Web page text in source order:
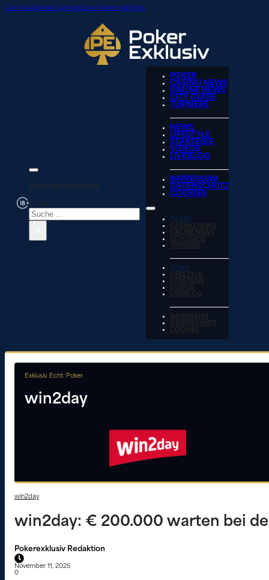
Zum Hauptinhalt springenZum Footer springen
Seite durchsuchen
POKER
CASINO NEWS
ONLINE NEWS
CITY GUIDE
TURNIERE
NEWS
LIFESTYLE
STRATEGIE
VIDEOS
LIVEBLOG
IMPRESSUM
DATENSCHUTZ
COOKIES
POKER
CASINO NEWS
ONLINE NEWS
CITY GUIDE
TURNIERE
NEWS
LIFESTYLE
STRATEGIE
VIDEOS
LIVEBLOG
IMPRESSUM
DATENSCHUTZ
COOKIES
Exklusiv. Echt. Poker.
win2day
win2day
win2day: € 200.000 warten bei
Pokerexklusiv Redaktion
November 11, 2025
0